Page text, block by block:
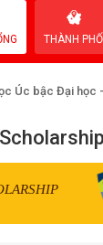
THÀNH PHỐ
Úc bậc Đại học